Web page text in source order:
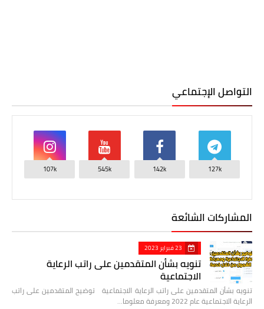
التواصل الإجتماعي
127k
142k
545k
107k
المشاركات الشائعة
23 فبراير 2023
تنويه بشأن المتقدمين على راتب الرعاية
الاجتماعية
تنويه بشأن المتقدمين على راتب الرعاية الاجتماعية توضيح المتقدمين على راتب
الرعاية الاجتماعية عام 2022 ومعرفة معلوما…